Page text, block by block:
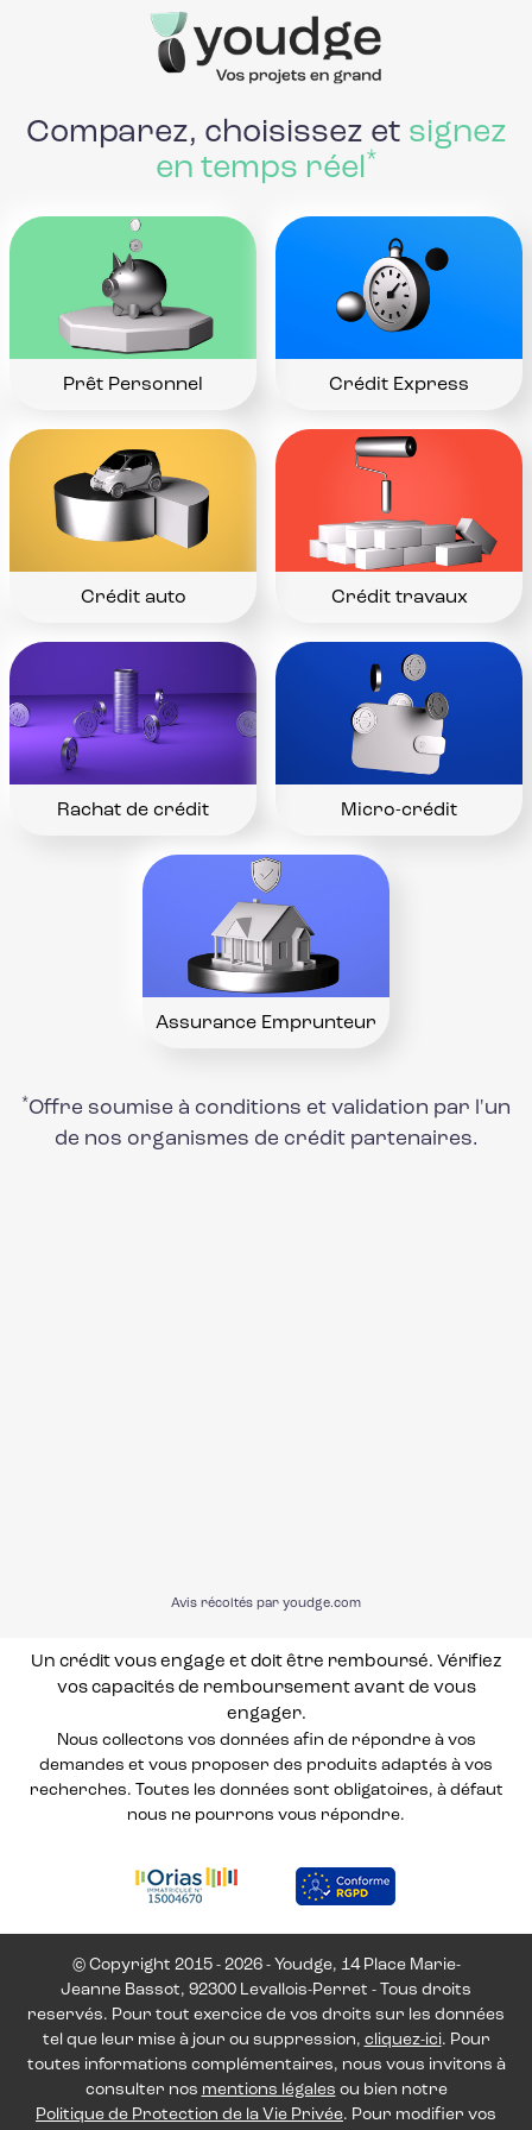
Comparez, choisissez et signez
en temps réel*
Prêt Personnel Crédit Express
Crédit auto Crédit travaux
Rachat de crédit Micro-crédit
Assurance Emprunteur
*Offre soumise à conditions et validation par l'un
de nos organismes de crédit partenaires.
Avis récoltés par youdge.com
Un crédit vous engage et doit être remboursé. Vérifiez
vos capacités de remboursement avant de vous
engager.
Nous collectons vos données afin de répondre à vos
demandes et vous proposer des produits adaptés à vos
recherches. Toutes les données sont obligatoires, à défaut
nous ne pourrons vous répondre.
© Copyright 2015 - 2026 - Youdge, 14 Place Marie-
Jeanne Bassot, 92300 Levallois-Perret - Tous droits
reservés. Pour tout exercice de vos droits sur les données
tel que leur mise à jour ou suppression, cliquez-ici. Pour
toutes informations complémentaires, nous vous invitons à
consulter nos mentions légales ou bien notre
Politique de Protection de la Vie Privée. Pour modifier vos